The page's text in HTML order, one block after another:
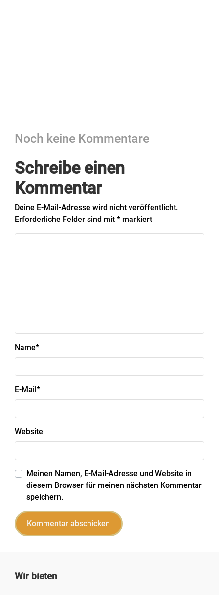
Noch keine Kommentare
Schreibe einen
Kommentar
Deine E-Mail-Adresse wird nicht veröffentlicht.
Erforderliche Felder sind mit * markiert
Name*
E-Mail*
Website
Meinen Namen, E-Mail-Adresse und Website in
diesem Browser für meinen nächsten Kommentar
speichern.
Wir bieten